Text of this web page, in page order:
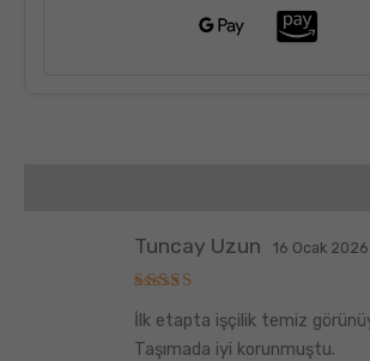
üzerinden
5 oy aldı
Tuncay Uzun 16 Ocak 2026
İlk etapta işçilik temiz
Taşımada iyi korunmuştu.